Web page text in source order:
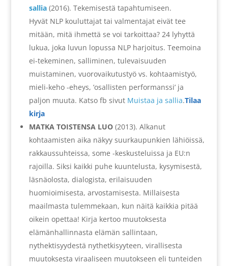
sallia(2016). Tekemisestä tapahtumiseen.
Hyvät NLP kouluttajat tai valmentajat eivät tee
mitään, mitä ihmettä se voi tarkoittaa? 24 lyhyttä
lukua, joka luvun lopussa NLP harjoitus. Teemoina
ei-tekeminen, salliminen, tulevaisuuden
muistaminen, vuorovaikutustyö vs. kohtaamistyö,
mieli-keho -eheys, ’osallisten performanssi’ ja
paljon muuta. Katso fb sivut Muistaa ja sallia.Tilaa
kirja
MATKA TOISTENSA LUO(2013). Alkanut
kohtaamisten aika näkyy suurkaupunkien lähiöissä,
rakkaussuhteissa, some -keskusteluissa ja EU:n
rajoilla. Siksi kaikki puhe kuuntelusta, kysymisestä,
läsnäolosta, dialogista, erilaisuuden
huomioimisesta, arvostamisesta. Millaisesta
maailmasta tulemmekaan, kun näitä kaikkia pitää
oikein opettaa! Kirja kertoo muutoksesta
elämänhallinnasta elämän sallintaan,
nythektisyydestä nythetkisyyteen, virallisesta
muutoksesta viraaliseen muutokseen eli tunteiden